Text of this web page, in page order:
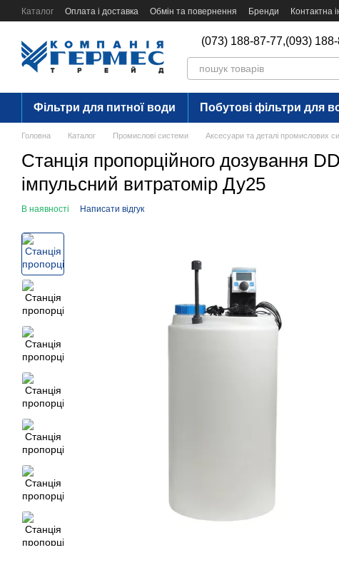
Перейти до основного контенту
Каталог Оплата і доставка Обмін та повернення Бренди Контактна
(073) 188-87-77,(093)
Фільтри для питної води Побутові фільтри для
Головна Каталог Промислові системи Аксесуари та деталі промислових
Станція пропорційного дозування
імпульсний витратомір Ду25
В наявності Написати відгук